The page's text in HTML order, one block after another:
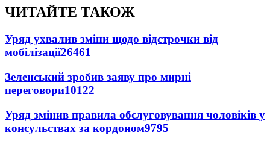
ЧИТАЙТЕ ТАКОЖ
Уряд ухвалив зміни щодо відстрочки від
мобілізації26461
Зеленський зробив заяву про мирні
переговори10122
Уряд змінив правила обслуговування чоловіків у
консульствах за кордоном9795